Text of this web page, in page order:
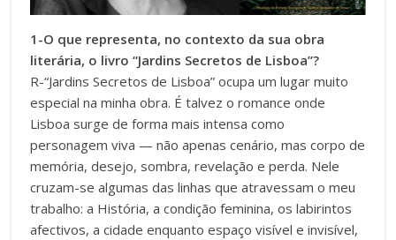
1-O que representa, no contexto da sua obra
literária, o livro “Jardins Secretos de Lisboa”?
R-“Jardins Secretos de Lisboa” ocupa um lugar muito
especial na minha obra. É talvez o romance onde
Lisboa surge de forma mais intensa como
personagem viva — não apenas cenário, mas corpo de
memória, desejo, sombra, revelação e perda. Nele
cruzam-se algumas das linhas que atravessam o meu
trabalho: a História, a condição feminina, os labirintos
afectivos, a cidade enquanto espaço visível e invisível,